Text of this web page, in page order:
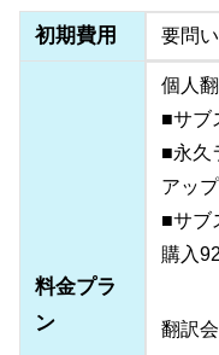
初期費用 要問
料金プラ
ン
個人
■サブ
■永久
アッ
■サブ
購入
翻訳